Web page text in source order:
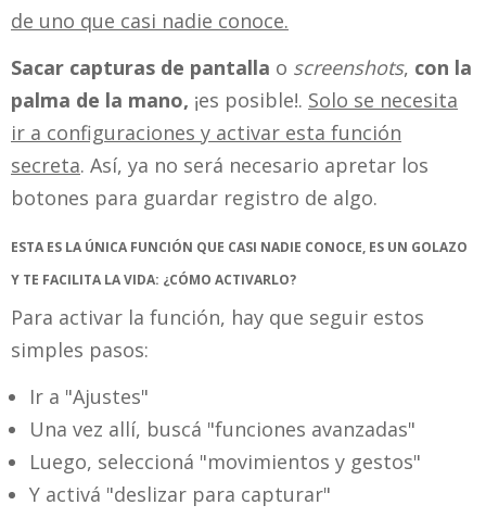
de uno que casi nadie conoce.
Sacar capturas de pantalla o screenshots, con la
palma de la mano, ¡es posible!. Solo se necesita
ir a configuraciones y activar esta función
secreta. Así, ya no será necesario apretar los
botones para guardar registro de algo.
ESTA ES LA ÚNICA FUNCIÓN QUE CASI NADIE CONOCE, ES UN GOLAZO
Y TE FACILITA LA VIDA: ¿CÓMO ACTIVARLO?
Para activar la función, hay que seguir estos
simples pasos:
Ir a "Ajustes"
Una vez allí, buscá "funciones avanzadas"
Luego, seleccioná "movimientos y gestos"
Y activá "deslizar para capturar"